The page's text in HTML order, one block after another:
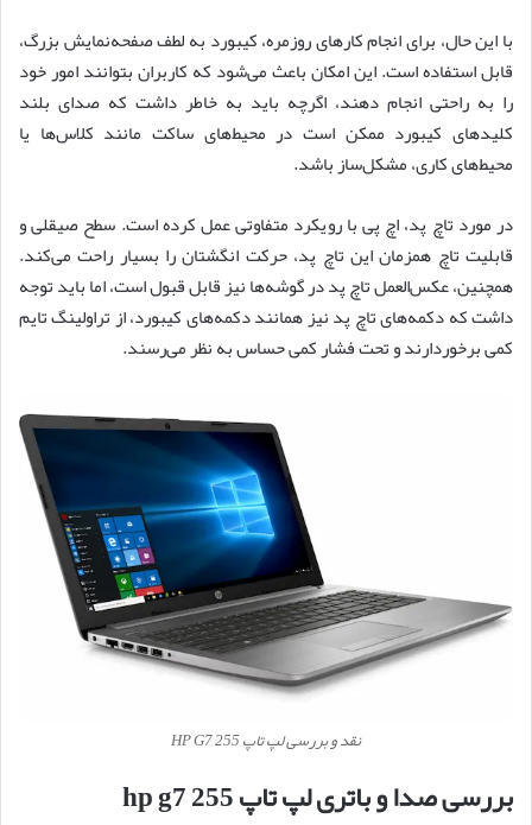
با این حال، برای انجام کارهای روزمره، کیبورد به لطف صفحه‌نمایش بزرگ،
قابل استفاده است. این امکان باعث می‌شود که کاربران بتوانند امور خود
را به راحتی انجام دهند، اگرچه باید به خاطر داشت که صدای بلند
کلیدهای کیبورد ممکن است در محیط‌های ساکت مانند کلاس‌ها یا
محیط‌های کاری، مشکل‌ساز باشد.
در مورد تاچ پد، اچ پی با رویکرد متفاوتی عمل کرده است. سطح صیقلی و
قابلیت تاچ همزمان این تاچ پد، حرکت انگشتان را بسیار راحت می‌کند.
همچنین، عکس‌العمل تاچ پد در گوشه‌ها نیز قابل قبول است، اما باید توجه
داشت که دکمه‌های تاچ پد نیز همانند دکمه‌های کیبورد، از تراولینگ تایم
کمی برخوردارند و تحت فشار کمی حساس به نظر می‌رسند.
نقد و بررسی لپ تاپ HP G7 255
بررسی صدا و باتری لپ تاپ hp g7 255